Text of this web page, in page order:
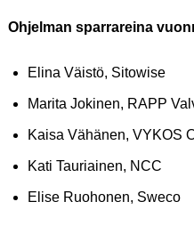
Ohjelman sparrareina
Elina Väistö, Sitowise
Marita Jokinen, RAPP
Kaisa Vähänen, VYKOS
Kati Tauriainen, NCC
Elise Ruohonen, Sweco